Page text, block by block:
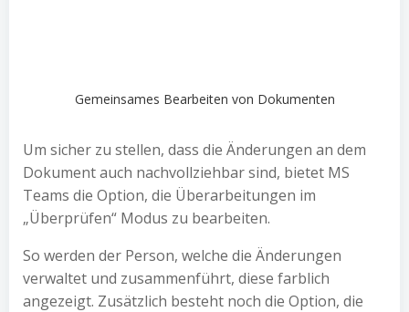
Gemeinsames Bearbeiten von Dokumenten
Um sicher zu stellen, dass die Änderungen an dem
Dokument auch nachvollziehbar sind, bietet MS
Teams die Option, die Überarbeitungen im
„Überprüfen“ Modus zu bearbeiten.
So werden der Person, welche die Änderungen
verwaltet und zusammenführt, diese farblich
angezeigt. Zusätzlich besteht noch die Option, die